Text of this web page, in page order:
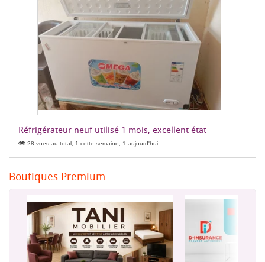
Réfrigérateur neuf utilisé 1 mois, excellent état
28 vues au total, 1 cette semaine, 1 aujourd'hui
Boutiques Premium